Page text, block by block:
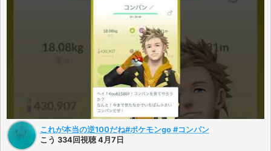
これが本当の逆100だね#ポケモンgo #コンパン
こう 334回視聴 4月7日